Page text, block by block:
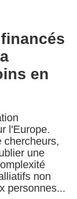
en
l'Europe.
chercheurs,
une
non
personnes...